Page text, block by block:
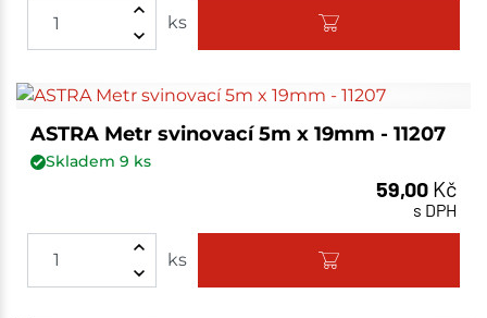
ks
ASTRA Metr svinovací 5m x 19mm - 11207
Skladem 9 ks
59,00 Kč
s DPH
ks